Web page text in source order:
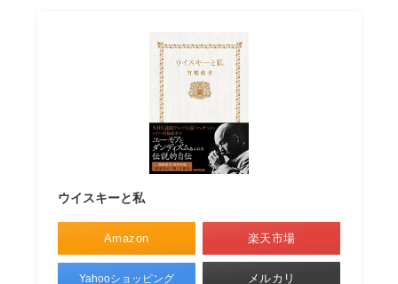
ウイスキーと私
Amazon 楽天市場
Yahooショッピング メルカリ